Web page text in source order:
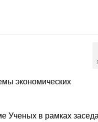
экономических
Ученых в рамках